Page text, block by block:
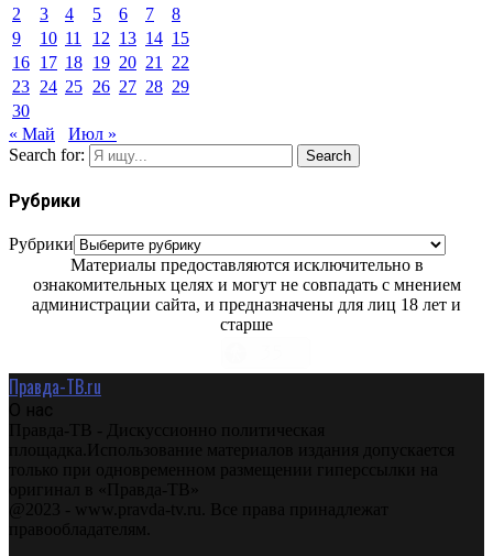
2
3 4 5 6 7
8
9
10 11 12 13 14 15
16 17 18 19 20 21
22
23 24 25 26 27 28 29
30
« Май
Июл »
Search for:
Search
Рубрики
Рубрики
Материалы предоставляются исключительно в
ознакомительных целях и могут не совпадать с мнением
администрации сайта, и предназначены для лиц 18 лет и
старше
Правда-ТВ.ru
О нас
Правда-ТВ - Дискуссионно политическая
площадка.Использование материалов издания допускается
только при одновременном размещении гиперссылки на
оригинал в «Правда-ТВ»
@2023 - www.pravda-tv.ru. Все права принадлежат
правообладателям.